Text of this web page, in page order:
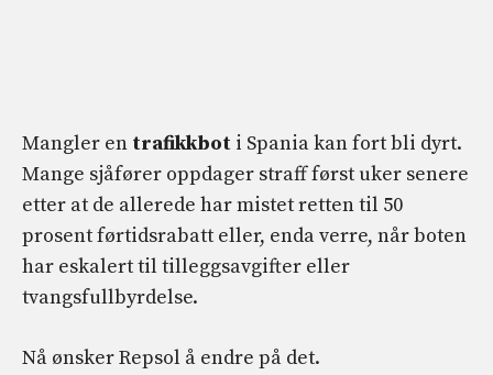
Mangler en trafikkbot i Spania kan fort bli dyrt.
Mange sjåfører oppdager straff først uker senere
etter at de allerede har mistet retten til 50
prosent førtidsrabatt eller, enda verre, når boten
har eskalert til tilleggsavgifter eller
tvangsfullbyrdelse.
Nå ønsker Repsol å endre på det.